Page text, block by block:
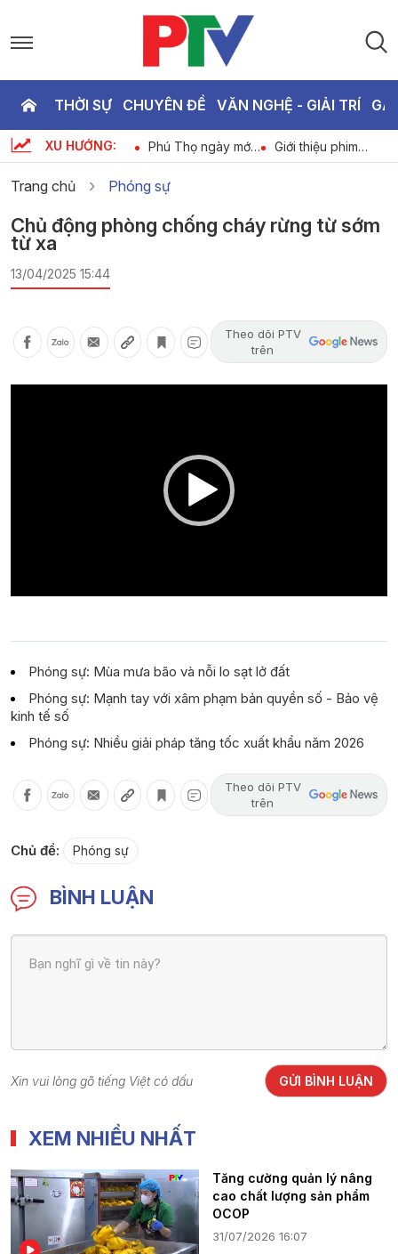
THỜI SỰ CHUYÊN ĐỀ VĂN NGHỆ - GIẢI TRÍ
XU HƯỚNG:
Bản tin tiếng Anh -
Phu Tho News
Phú Thọ ngày mới
ngày 08-08-2026
Giới thiệu phim
ngày 08-08-2026
Trang chủ Phóng sự
Chủ động phòng chống cháy rừng từ sớm
từ xa
13/04/2025 15:44
Theo dõi PTV
trên
Phóng sự: Mùa mưa bão và nỗi lo sạt lở đất
Phóng sự: Mạnh tay với xâm phạm bản quyền số - Bảo vệ
kinh tế số
Phóng sự: Nhiều giải pháp tăng tốc xuất khẩu năm 2026
Theo dõi PTV
trên
Chủ đề: Phóng sự
BÌNH LUẬN
Xin vui lòng gõ tiếng Việt có dấu GỬI BÌNH LUẬN
XEM NHIỀU NHẤT
Tăng cường quản lý nâng
cao chất lượng sản phẩm
OCOP
31/07/2026 16:07